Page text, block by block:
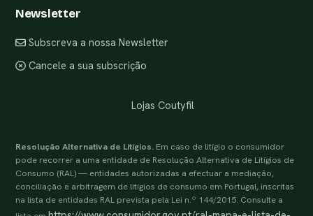
Newsletter
Subscreva a nossa Newsletter
Cancele a sua subscrição
Lojas Coutyfil
Resolução Alternativa de Litígios. Em caso de litígio o consumidor
pode recorrer a uma entidade de Resolução Alternativa de Litígios de
Consumo (RAL) — entidades autorizadas a efectuar a mediação,
conciliação e arbitragem de litígios de consumo em Portugal, inscritas
na lista de entidades RAL prevista pela Lei n.º 144/2015. Consulte a